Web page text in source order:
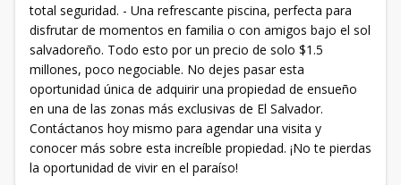
total seguridad. - Una refrescante piscina, perfecta para
disfrutar de momentos en familia o con amigos bajo el sol
salvadoreño. Todo esto por un precio de solo $1.5
millones, poco negociable. No dejes pasar esta
oportunidad única de adquirir una propiedad de ensueño
en una de las zonas más exclusivas de El Salvador.
Contáctanos hoy mismo para agendar una visita y
conocer más sobre esta increíble propiedad. ¡No te pierdas
la oportunidad de vivir en el paraíso!